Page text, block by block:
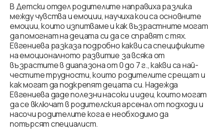
В Детски отдел родителите направиха разлика
между чувства и емоции, научиха кои са основните
емоции, коитоизпитваме и как възрастните могат
да помогнат на децата си да се справят с тях.
Евгениева разказа подробно какви са спецификите
на емоционалното развитие за всяка от
възрастите в диапазона от 0 до 7 г., какви са най-
честите трудности, които родителите срещат и
как могат да подкрепят децата си. Надежда
Евгениева даде полезни насоки и идеи, които могат
да се включат в родителския арсенал от подходи и
насочи родителите кога е необходимо да
потърсят специалист.